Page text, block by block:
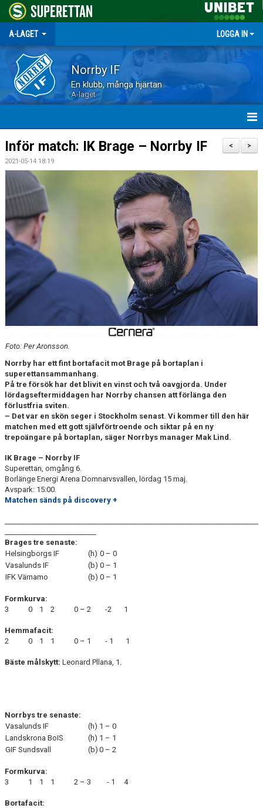
A-LAGET LOGGA IN
Norrby IF
En klubb, många hjärtan
A-laget
HEM
NYHETER
MATCHER
TRUPPEN
KALENDER
BILDARKIV
BILDER 2025
TABELL ETTAN SÖDRA 2025
>
<
Inför match: IK Brage – Norrby IF
2021-05-14 18:19
Foto: Per Aronsson.
Norrby har ett fint bortafacit mot Brage på bortaplan i
superettansammanhang.
På tre försök har det blivit en vinst och två oavgjorda. Under
lördagseftermiddagen har Norrby chansen att förlänga den
förlustfria sviten.
– Det var en skön seger i Stockholm senast. Vi kommer till den här
matchen med ett gott självförtroende och siktar på en ny
trepoängare på bortaplan, säger Norrbys manager Mak Lind.
IK Brage – Norrby IF
Superettan, omgång 6.
Borlänge Energi Arena Domnarvsvallen, lördag 15 maj.
Avspark: 15:00.
Matchen sänds på discovery +
Brages tre senaste:
Helsingborgs IF
(h) 0 – 0
Vasalunds IF
(b) 0 – 1
IFK Värnamo
(b) 0 – 1
Formkurva:
3 0 1 2 0 – 2 -2 1
Hemmafacit:
2 0 1 1 0 – 1 - 1 1
Bäste målskytt: Leonard Pllana, 1.
Norrbys tre senaste:
Vasalunds IF
(h) 1 – 0
Landskrona BoIS
(h) 1 – 1
GIF Sundsvall
(b) 0 – 2
Formkurva:
3 1 1 1 2 – 3 - 1 4
Bortafacit: